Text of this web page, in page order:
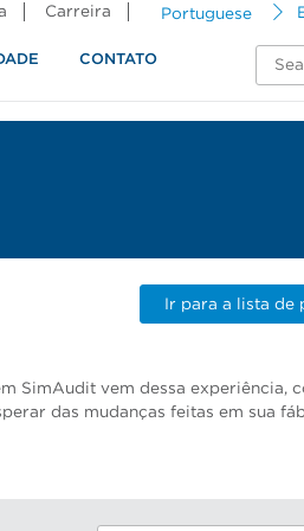
Portuguese
Carreira
CONTATO
Ir para a lista de
SimAudit vem dessa experiência,
das mudanças feitas em sua